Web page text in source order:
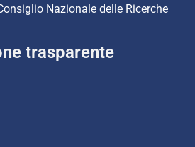
Nazionale delle Ricerche
trasparente